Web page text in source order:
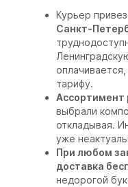
Курьер
Санкт-
тарифу.
Ассортимент
выбрали
откладывая.
уже
При любом
доставка
недорогой